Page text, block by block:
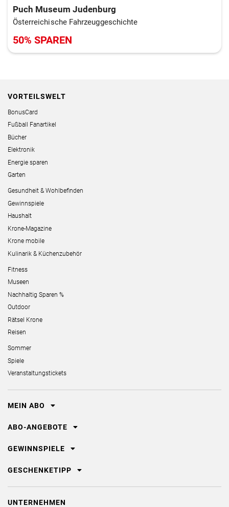
Puch Museum Judenburg
Österreichische Fahrzeuggeschichte
50% SPAREN
VORTEILSWELT
BonusCard
Fußball Fanartikel
Bücher
Elektronik
Energie sparen
Garten
Gesundheit & Wohlbefinden
Gewinnspiele
Haushalt
Krone-Magazine
Krone mobile
Kulinarik & Küchenzubehör
Fitness
Museen
Nachhaltig Sparen %
Outdoor
Rätsel Krone
Reisen
Sommer
Spiele
Veranstaltungstickets
MEIN ABO
ABO-ANGEBOTE
GEWINNSPIELE
GESCHENKETIPP
UNTERNEHMEN